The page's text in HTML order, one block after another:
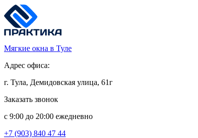
Мягкие окна в Туле
Адрес офиса:
г. Тула, Демидовская улица, 61г
Заказать звонок
c 9:00 до 20:00 ежедневно
+7 (903) 840 47 44